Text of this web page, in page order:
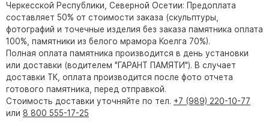
Фигурные памятники
Памятники в виде гитары
Памятники комбинированные
Памятники из цветного гранита
Памятники красные
Памятники красно-черные
Черкесской Республики, Северной Осетии: Предоплата
составляет 50% от стоимости заказа (скульптуры,
фотографий и точечные изделия без заказа памятника оплата
100%, памятники из белого мрамора Коелга 70%).
Полная оплата памятника производится в день установки
или доставки (водителем "ГАРАНТ ПАМЯТИ"). В случает
доставки ТК, оплата производится после фото отчета
готового памятника, перед отправкой.
Стоимость доставки уточняйте по тел. +7 (989) 220-10-77
или 8 800 555-17-25